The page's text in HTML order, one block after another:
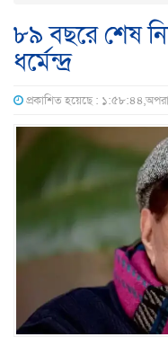
৮৯ বছরে শেষ
ধর্মেন্দ্র
প্রকাশিত হয়েছে :